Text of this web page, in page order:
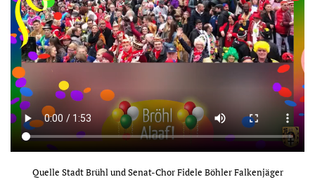
Quelle Stadt Brühl und Senat-Chor Fidele Böhler Falkenjäger